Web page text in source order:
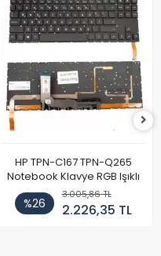
HP TPN-C167 TPN-Q265
Notebook Klavye RGB Işıklı
%26
3.005,86 TL
2.226,35 TL